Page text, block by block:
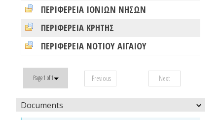
ΠΕΡΙΦΕΡΕΙΑ ΙΟΝΙΩΝ ΝΗΣΩΝ
ΠΕΡΙΦΕΡΕΙΑ ΚΡΗΤΗΣ
ΠΕΡΙΦΕΡΕΙΑ ΝΟΤΙΟΥ ΑΙΓΑΙΟΥ
Page 1 of 1 Previous Next
Documents